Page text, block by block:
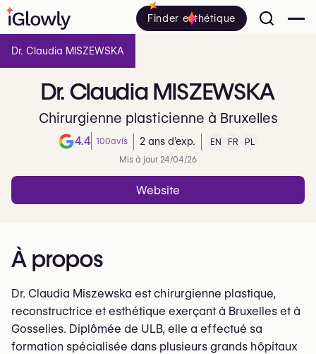
Finder esthétique
Dr. Claudia MISZEWSKA
Chirurgienne plasticienne à Bruxelles
4.4 100avis
Note de 4.4 sur 5 sur Google
2 ans d’exp. EN FR
PL
Mis à jour 24/04/26
Website
À propos
Dr. Claudia Miszewska est chirurgienne plastique,
reconstructrice et esthétique exerçant à Bruxelles et à
Gosselies. Diplômée de ULB, elle a effectué sa
formation spécialisée dans plusieurs grands hôpitaux
Dr. Claudia MISZEWSKA